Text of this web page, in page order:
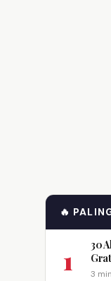
🔥
1
30
3